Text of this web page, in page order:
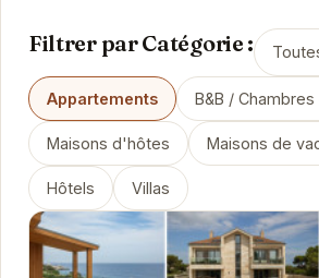
Filtrer par Catégorie :
Appartements B&B /
Maisons d'hôtes Maisons de
Hôtels Villas